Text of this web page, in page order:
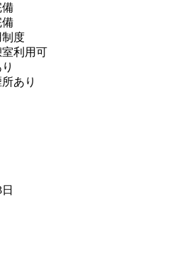
備
備
制度
室利用可
あり